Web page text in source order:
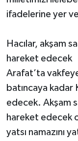
ifadelerine yer
Hacılar, akşam
hareket edecek
Arafat’ta
batıncaya kadar
edecek. Akşam
hareket edecek
yatsı namazını